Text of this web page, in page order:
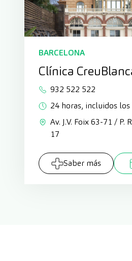
BARCELONA
Clínica
932 522 522
24 horas, incluidos
Av. J.V. Foix 63-71 / P.
17
Saber más